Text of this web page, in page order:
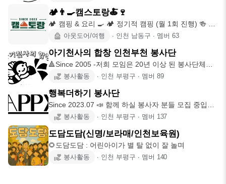
🏕👨‍🍳캠스토랑🍝🍷
🏕 캠핑 & 요리 🍳 🏕 정기적 캠핑 (월 1회 진행) 🍻 비
정기적 벙
아웃도어/여행 ∙ 인천 남동구 ∙ 멤버 63
아기천사의 합창 인천부천 봉사단
🔺Since 2005 -저희 모임은 20년 이상 된 봉사단체로,
시설방봉사활동 ∙ 인천 부평구 ∙ 멤버 89
행복더하기 봉사단
Since 2023.07 📣 함께 하실 봉사자 분들 모집 중입니
다! 📣봉사활동 ∙ 인천 부평구 ∙ 멤버 137
도담도담(신명/보라매/인천보육원)
🌻도담도담 : 어린아이가 별 탈 없이 잘 놀며
봉사활동 ∙ 인천 부평구 ∙ 멤버 140